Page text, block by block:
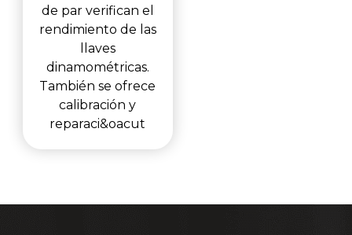
de par verifican el
rendimiento de las
llaves
dinamométricas.
También se ofrece
calibración y
reparaci&oacut